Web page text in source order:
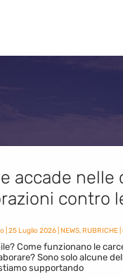
accade
contro
| 25 Luglio 2026| NEWS,RUBRICHE|
Come funzionano le
Sono solo alcune
supportando